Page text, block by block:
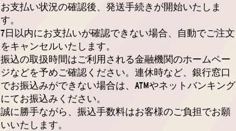
お支払い状況の確認後、発送手続きが開始いたしま
す。
7日以内にお支払いが確認できない場合、自動でご注文
をキャンセルいたします。
振込の取扱時間はご利用される金融機関のホームペー
ジなどを予めご確認ください。連休時など、銀行窓口
でお振込みができない場合は、ATMやネットバンキング
にてお振込みください。
誠に勝手ながら、振込手数料はお客様のご負担でお願
いいたします。